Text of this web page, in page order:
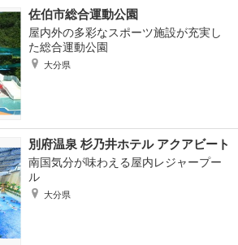
佐伯市総合運動公園
屋内外の多彩なスポーツ施設が充実し
た総合運動公園
大分県
別府温泉 杉乃井ホテル アクアビート
南国気分が味わえる屋内レジャープー
ル
大分県